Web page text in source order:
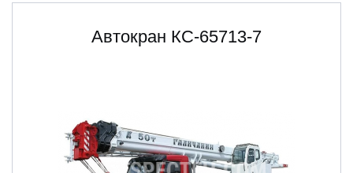
Автокран КС-65713-7